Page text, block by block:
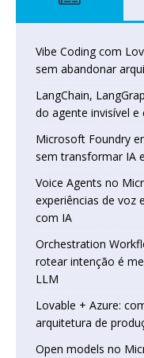
Vibe Coding com
sem abandonar
LangChain,
do agente invisível
Microsoft Foundry
sem transformar IA
Voice Agents no
experiências de voz
com IA
Orchestration
rotear intenção é
LLM
Lovable + Azure:
arquitetura de
Open models no